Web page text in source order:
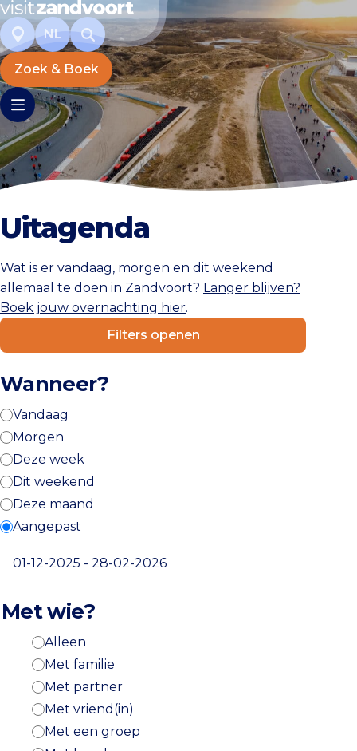
NL
Zoek & Boek
Uitagenda
Wat is er vandaag, morgen en dit weekend
allemaal te doen in Zandvoort? Langer blijven?
Boek jouw overnachting hier.
Filters openen
Wanneer?
Vandaag
Morgen
Deze week
Dit weekend
Deze maand
Aangepast
Met wie?
Alleen
Met familie
Met partner
Met vriend(in)
Met een groep